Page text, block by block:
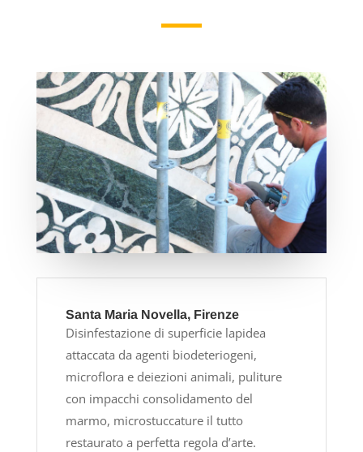
Santa Maria Novella, Firenze
Disinfestazione di superficie lapidea
attaccata da agenti biodeteriogeni,
microflora e deiezioni animali, puliture
con impacchi consolidamento del
marmo, microstuccature il tutto
restaurato a perfetta regola d’arte.